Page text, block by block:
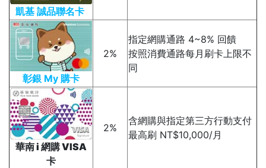
凱基 誠品聯名卡
彰銀 My 購卡
2%
指定網購通路 4~8% 回饋
按照消費通路每月刷卡上限不
同
華南 i 網購 VISA
卡
2%
含網購與指定第三方行動支付
最高刷 NT$10,000/月